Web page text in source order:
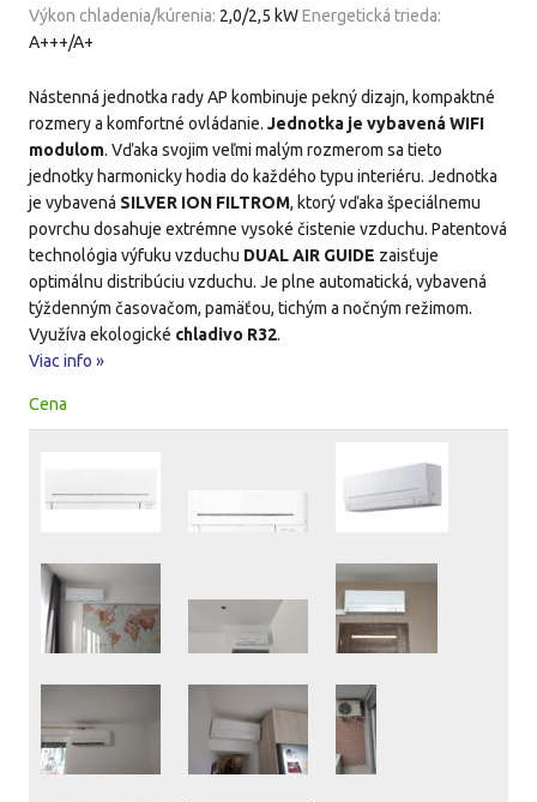
Výkon chladenia/kúrenia: 2,0/2,5 kWEnergetická trieda:
A+++/A+
Nástenná jednotka rady AP kombinuje pekný dizajn, kompaktné
rozmery a komfortné ovládanie. Jednotka je vybavená WIFI
modulom. Vďaka svojim veľmi malým rozmerom sa tieto
jednotky harmonicky hodia do každého typu interiéru. Jednotka
je vybavená SILVER ION FILTROM, ktorý vďaka špeciálnemu
povrchu dosahuje extrémne vysoké čistenie vzduchu. Patentová
technológia výfuku vzduchu DUAL AIR GUIDE zaisťuje
optimálnu distribúciu vzduchu. Je plne automatická, vybavená
týždenným časovačom, pamäťou, tichým a nočným režimom.
Využíva ekologické chladivo R32.
Viac info »
Cena